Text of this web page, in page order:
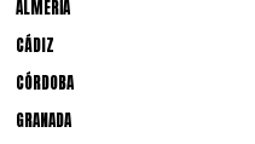
ALMERÍA
CÁDIZ
CÓRDOBA
GRANADA